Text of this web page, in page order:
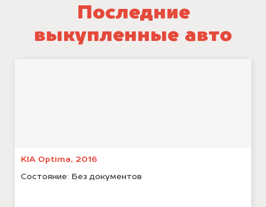
Последние
выкупленные авто
KIA Optima, 2016
Состояние: Без документов